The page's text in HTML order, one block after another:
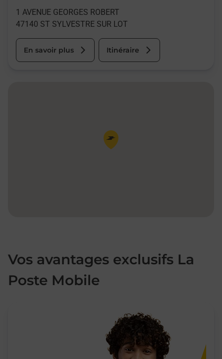
1 AVENUE GEORGES ROBERT
47140 ST SYLVESTRE SUR LOT
En savoir plus Itinéraire
Pin de la carte
Vos avantages exclusifs La
Poste Mobile